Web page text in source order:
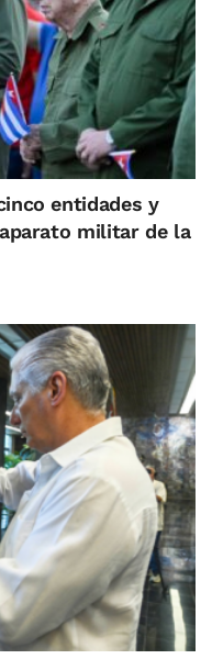
entidades y
militar de la